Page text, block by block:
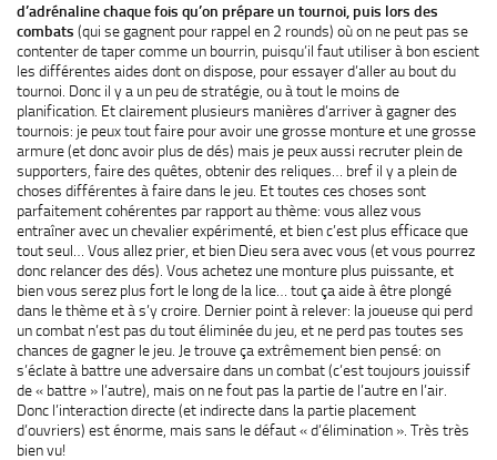
d’adrénaline chaque fois qu’on prépare un tournoi, puis lors des
combats (qui se gagnent pour rappel en 2 rounds) où on ne peut pas se
contenter de taper comme un bourrin, puisqu’il faut utiliser à bon escient
les différentes aides dont on dispose, pour essayer d’aller au bout du
tournoi. Donc il y a un peu de stratégie, ou à tout le moins de
planification. Et clairement plusieurs manières d’arriver à gagner des
tournois: je peux tout faire pour avoir une grosse monture et une grosse
armure (et donc avoir plus de dés) mais je peux aussi recruter plein de
supporters, faire des quêtes, obtenir des reliques… bref il y a plein de
choses différentes à faire dans le jeu. Et toutes ces choses sont
parfaitement cohérentes par rapport au thème: vous allez vous
entraîner avec un chevalier expérimenté, et bien c’est plus efficace que
tout seul… Vous allez prier, et bien Dieu sera avec vous (et vous pourrez
donc relancer des dés). Vous achetez une monture plus puissante, et
bien vous serez plus fort le long de la lice… tout ça aide à être plongé
dans le thème et à s’y croire. Dernier point à relever: la joueuse qui perd
un combat n’est pas du tout éliminée du jeu, et ne perd pas toutes ses
chances de gagner le jeu. Je trouve ça extrêmement bien pensé: on
s’éclate à battre une adversaire dans un combat (c’est toujours jouissif
de « battre » l’autre), mais on ne fout pas la partie de l’autre en l’air.
Donc l’interaction directe (et indirecte dans la partie placement
d’ouvriers) est énorme, mais sans le défaut « d’élimination ». Très très
bien vu!